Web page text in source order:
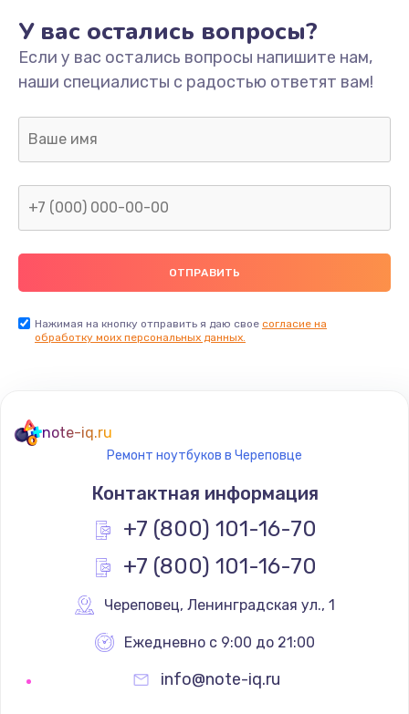
У вас остались вопросы?
Если у вас остались вопросы напишите нам,
наши специалисты с радостью ответят вам!
Нажимая на кнопку отправить я даю свое согласие на
обработку моих персональных данных.
note-iq.ru
Ремонт ноутбуков в Череповце
Контактная информация
+7 (800) 101-16-70
+7 (800) 101-16-70
Череповец, Ленинградская ул., 1
Ежедневно с 9:00 до 21:00
info@note-iq.ru